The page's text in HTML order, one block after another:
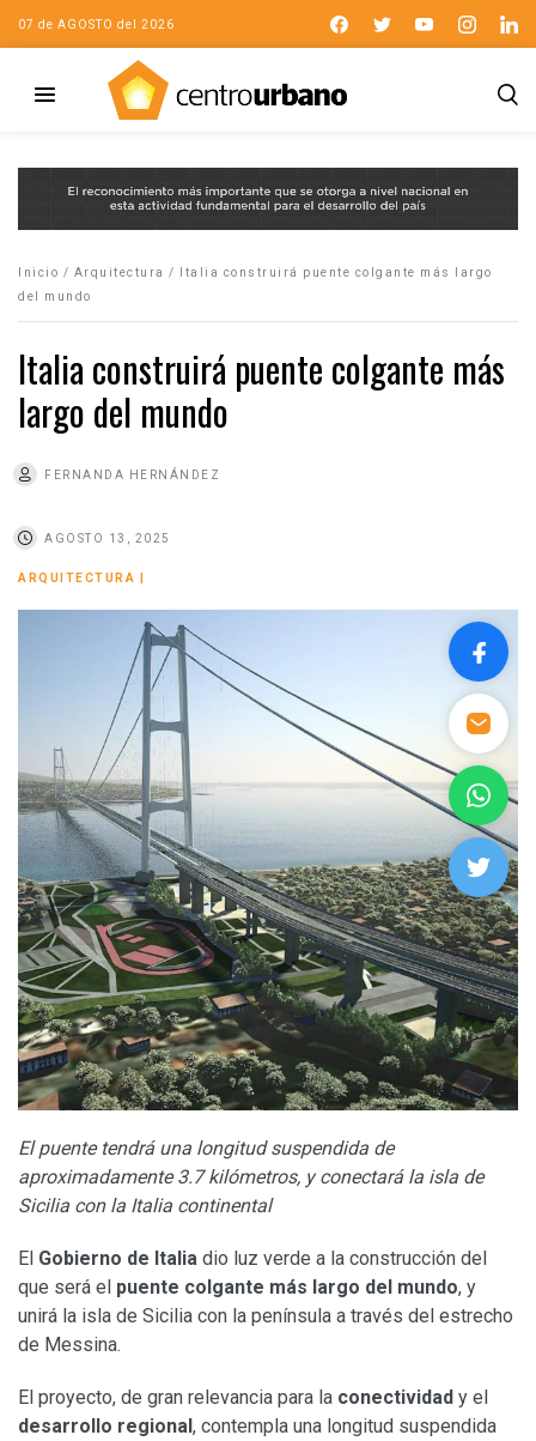
07 de AGOSTO del 2026
Inicio / Arquitectura /
Italia construirá puente colgante más largo
del mundo
Italia construirá puente colgante más
largo del mundo
FERNANDA HERNÁNDEZ
AGOSTO 13, 2025
ARQUITECTURA
El puente tendrá una longitud suspendida de
aproximadamente 3.7 kilómetros, y conectará la isla de
Sicilia con la Italia continental
El Gobierno de Italia dio luz verde a la construcción del
que será el puente colgante más largo del mundo, y
unirá la isla de Sicilia con la península a través del estrecho
de Messina.
El proyecto, de gran relevancia para la conectividad y el
desarrollo regional, contempla una longitud suspendida